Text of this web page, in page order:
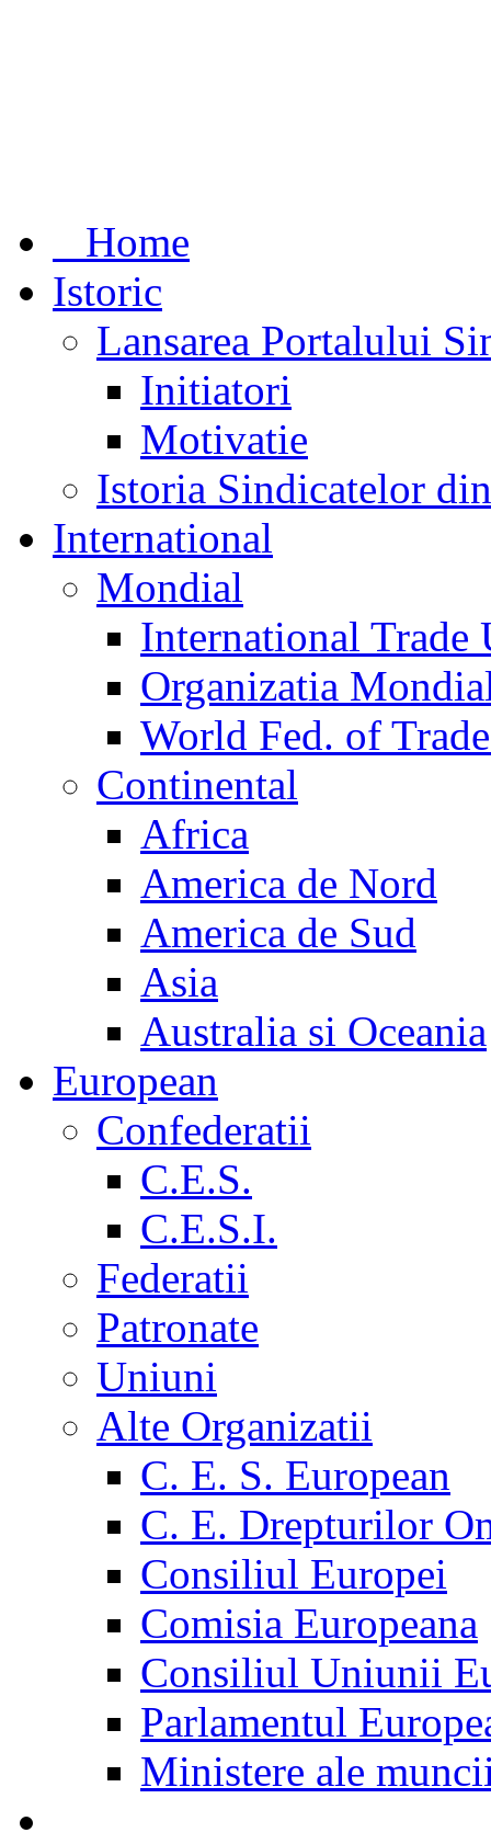
Home
Istoric
Lansarea Portalului
Initiatori
Motivatie
Istoria Sindicatelor
International
Mondial
International Trade
Organizatia
World Fed. of
Continental
Africa
America de Nord
America de Sud
Asia
Australia si Oceania
European
Confederatii
C.E.S.
C.E.S.I.
Federatii
Patronate
Uniuni
Alte Organizatii
C. E. S. European
C. E. Drepturilor
Consiliul Europei
Comisia Europeana
Consiliul Uniunii
Parlamentul
Ministere ale